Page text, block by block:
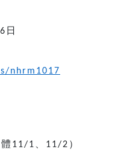
日
nhrm1017
11/1 11/2 ）